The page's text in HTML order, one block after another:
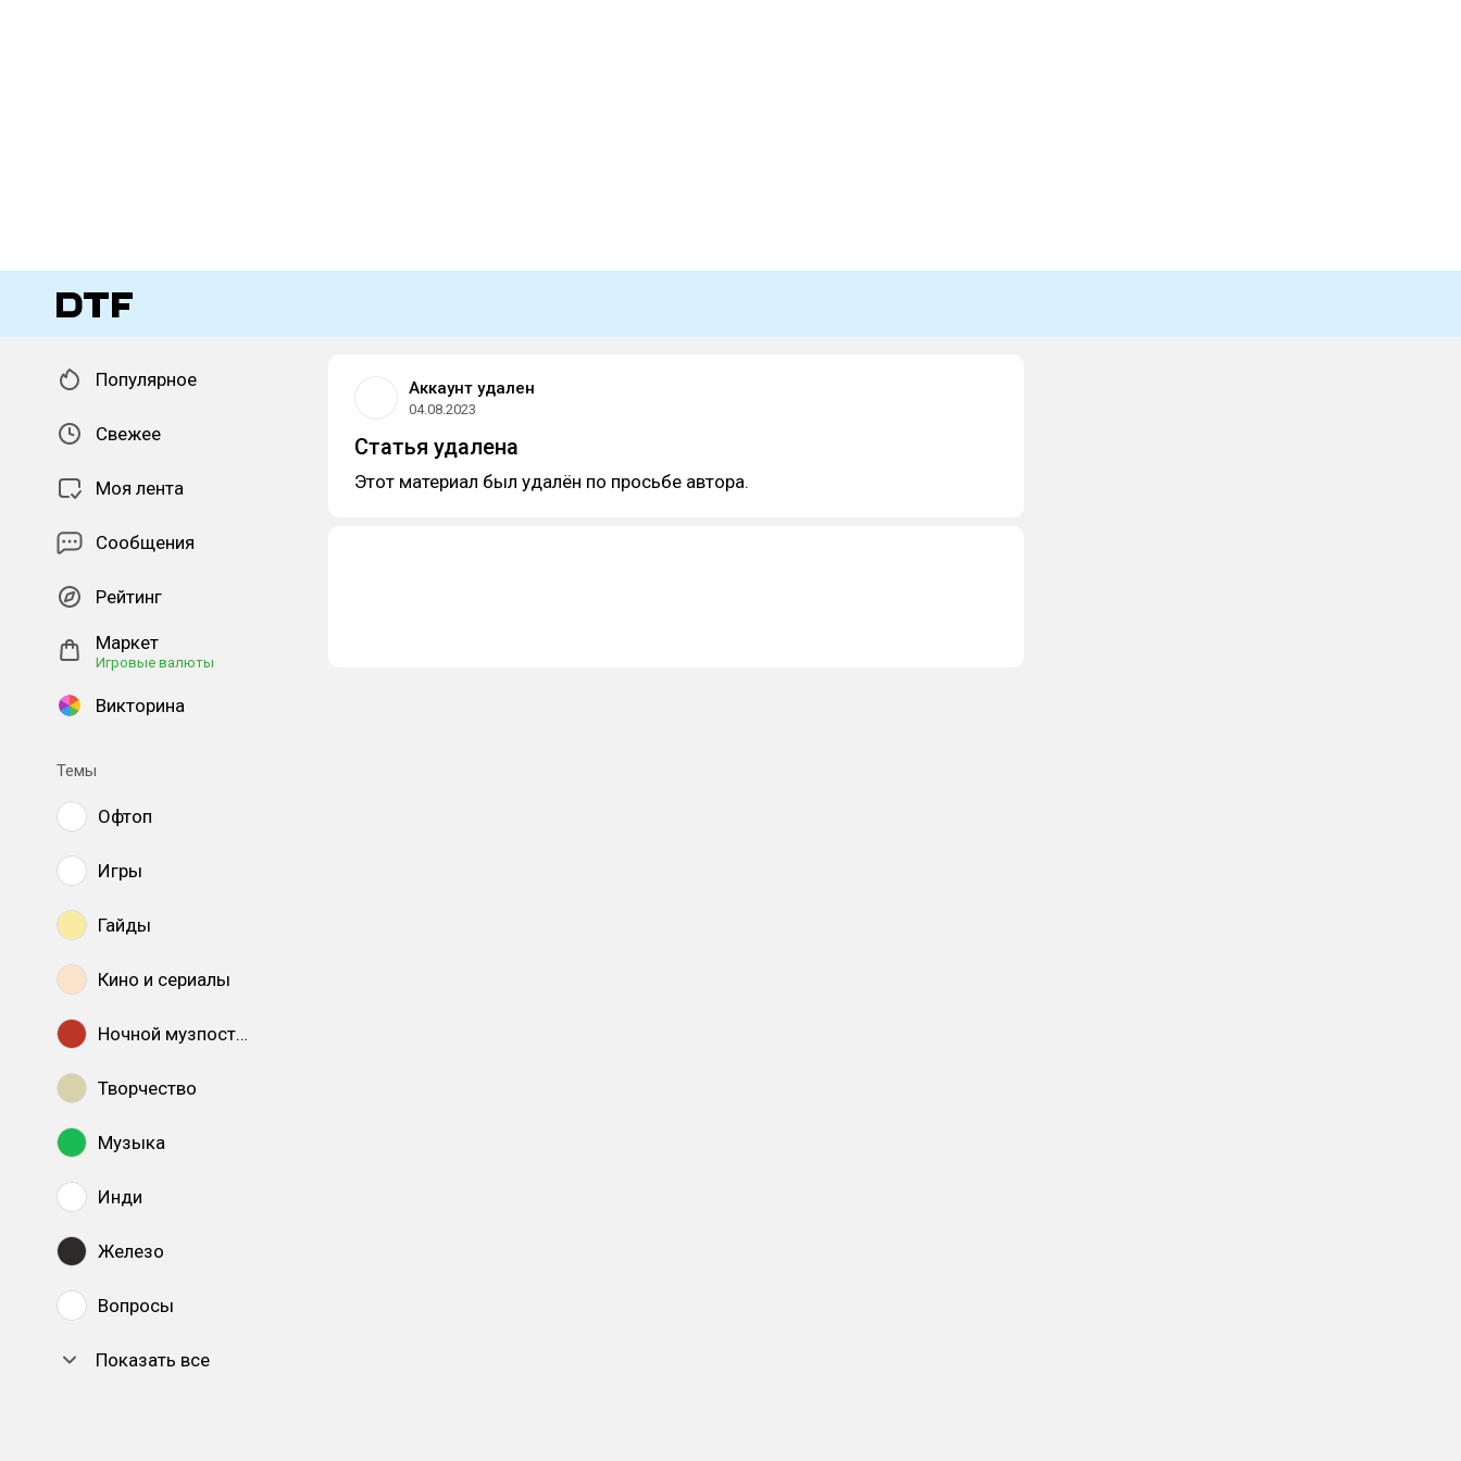
Популярное
Свежее
Моя лента
Сообщения
Рейтинг
Маркет
Игровые валюты
Викторина
Темы
Офтоп
Игры
Гайды
Кино и сериалы
Ночной музпостинг
Творчество
Музыка
Инди
Железо
Вопросы
Показать все
Аккаунт удален
04.08.2023
Статья удалена
Этот материал был удалён по просьбе автора.